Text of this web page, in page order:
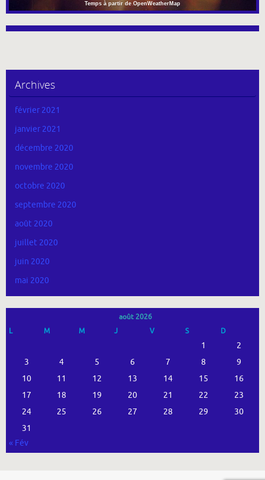
Temps à partir de OpenWeatherMap
Archives
février 2021
janvier 2021
décembre 2020
novembre 2020
octobre 2020
septembre 2020
août 2020
juillet 2020
juin 2020
mai 2020
août 2026
L
M M J V S D
1
2
3
4 5 6 7 8
9
10
11 12 13 14 15
16
17
18 19 20 21 22
23
24
25 26 27 28 29
30
31
« Fév